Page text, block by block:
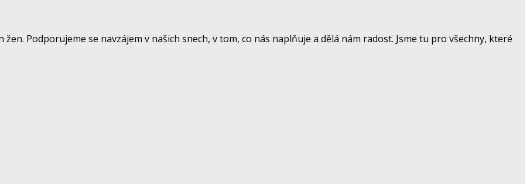
žen. Podporujeme se navzájem v našich snech, v tom, co nás naplňuje a dělá nám radost. Jsme tu pro všechny, které